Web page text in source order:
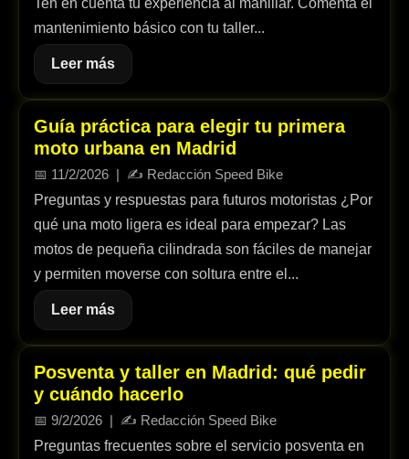
Ten en cuenta tu experiencia al manillar. Comenta el
mantenimiento básico con tu taller...
Leer más
Guía práctica para elegir tu primera
moto urbana en Madrid
📅 11/2/2026 | ✍️ Redacción Speed Bike
Preguntas y respuestas para futuros motoristas ¿Por
qué una moto ligera es ideal para empezar? Las
motos de pequeña cilindrada son fáciles de manejar
y permiten moverse con soltura entre el...
Leer más
Posventa y taller en Madrid: qué pedir
y cuándo hacerlo
📅 9/2/2026 | ✍️ Redacción Speed Bike
Preguntas frecuentes sobre el servicio posventa en